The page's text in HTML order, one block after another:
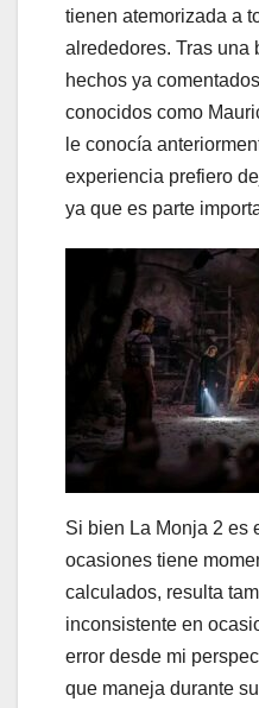
tienen atemorizada a
alrededores. Tras una
hechos ya
conocidos como
le conocía
experiencia prefiero
ya que es parte
Si bien La Monja 2 es
ocasiones tiene
calculados, resulta
inconsistente en
error desde mi
que maneja durante